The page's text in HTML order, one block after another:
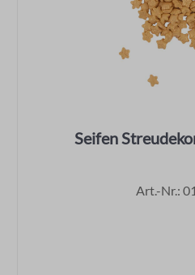
Seifen
Art.-Nr.: